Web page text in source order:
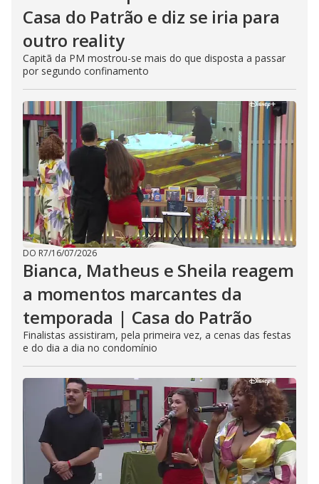
Casa do Patrão e diz se iria para
outro reality
Capitã da PM mostrou-se mais do que disposta a passar
por segundo confinamento
DO R7/16/07/2026
Bianca, Matheus e Sheila reagem
a momentos marcantes da
temporada | Casa do Patrão
Finalistas assistiram, pela primeira vez, a cenas das festas
e do dia a dia no condomínio